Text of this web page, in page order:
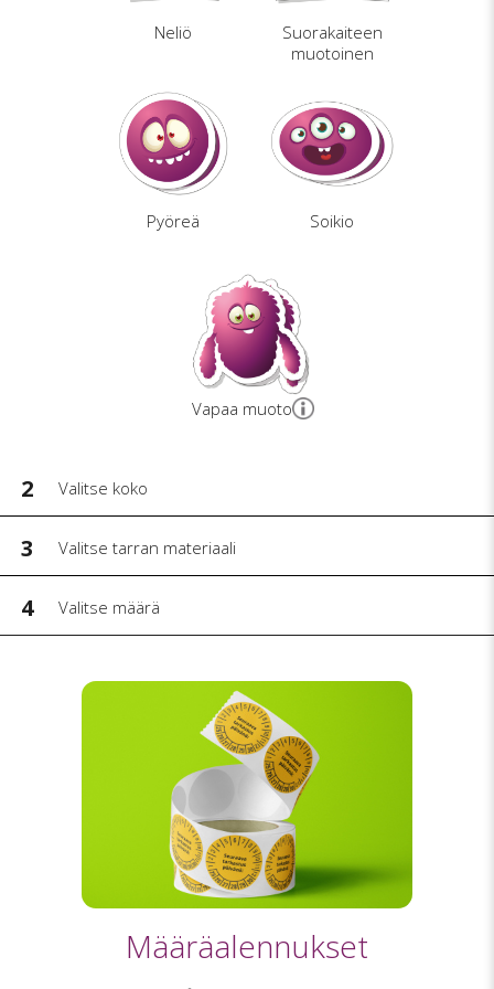
Neliö
Suorakaiteen
muotoinen
Pyöreä Soikio
Vapaa muoto
2 Valitse koko
3 Valitse tarran materiaali
4 Valitse määrä
Määräalennukset